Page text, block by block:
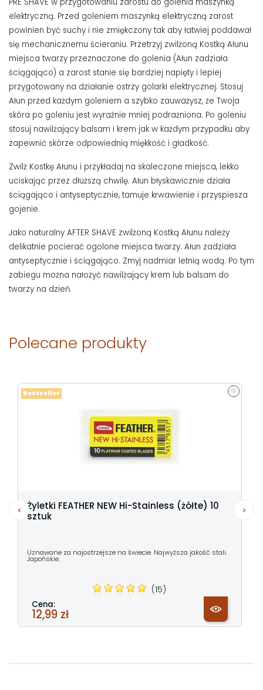
elektryczną. Przed goleniem maszynką elektryczną zarost
powinien być suchy i nie zmiękczony tak aby łatwiej poddawał
się mechanicznemu ścieraniu. Przetrzyj zwilżoną Kostką Ałunu
miejsca twarzy przeznaczone do golenia (Ałun zadziała
ściągająco) a zarost stanie się bardziej napięty i lepiej
przygotowany na działanie ostrzy golarki elektrycznej. Stosuj
Ałun przed każdym goleniem a szybko zauważysz, że Twoja
skóra po goleniu jest wyraźnie mniej podrażniona. Po goleniu
stosuj nawilżający balsam i krem jak w każdym przypadku aby
zapewnić skórze odpowiednią miękkość i gładkość.
Zwilż Kostkę Ałunu i przykładaj na skaleczone miejsca, lekko
uciskając przez dłuższą chwilę. Ałun błyskawicznie działa
ściągająco i antyseptycznie, tamuje krwawienie i przyspiesza
gojenie.
Jako naturalny AFTER SHAVE zwilżoną Kostką Ałunu należy
delikatnie pocierać ogolone miejsca twarzy. Ałun zadziała
antyseptycznie i ściągająco. Zmyj nadmiar letnią wodą. Po tym
zabiegu można nałożyć nawilżający krem lub balsam do
twarzy na dzień.
Polecane produkty
Żyletki FEATHER NEW Hi-Stainless (żółte) 10
sztuk
Uznawane za najostrzejsze na świecie. Najwyższa jakość stali.
Japońskie.
(15)
Cena:
12,99 zł
Bestseller